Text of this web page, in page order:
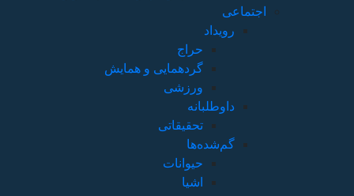
اجتماعی
رویداد
حراج
گردهمایی و همایش
ورزشی
داوطلبانه
تحقیقاتی
گم‌شده‌ها
حیوانات
اشیا